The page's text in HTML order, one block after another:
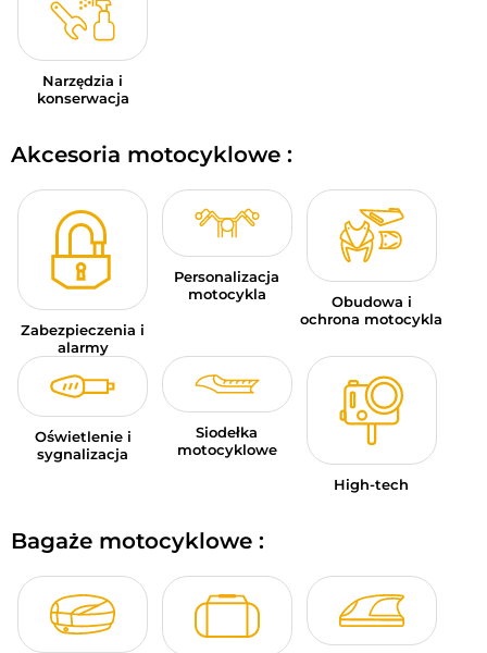
Narzędzia i
konserwacja
Akcesoria motocyklowe :
Zabezpieczenia i
alarmy
Personalizacja
motocykla
Obudowa i
ochrona motocykla
Oświetlenie i
sygnalizacja
Siodełka
motocyklowe
High-tech
Bagaże motocyklowe :